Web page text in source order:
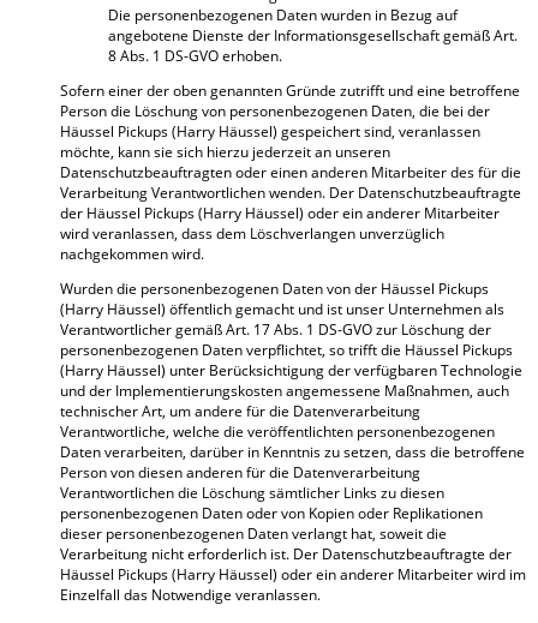
Die personenbezogenen Daten wurden in Bezug auf
angebotene Dienste der Informationsgesellschaft gemäß Art.
8 Abs. 1 DS-GVO erhoben.
Sofern einer der oben genannten Gründe zutrifft und eine betroffene
Person die Löschung von personenbezogenen Daten, die bei der
Häussel Pickups (Harry Häussel) gespeichert sind, veranlassen
möchte, kann sie sich hierzu jederzeit an unseren
Datenschutzbeauftragten oder einen anderen Mitarbeiter des für die
Verarbeitung Verantwortlichen wenden. Der Datenschutzbeauftragte
der Häussel Pickups (Harry Häussel) oder ein anderer Mitarbeiter
wird veranlassen, dass dem Löschverlangen unverzüglich
nachgekommen wird.
Wurden die personenbezogenen Daten von der Häussel Pickups
(Harry Häussel) öffentlich gemacht und ist unser Unternehmen als
Verantwortlicher gemäß Art. 17 Abs. 1 DS-GVO zur Löschung der
personenbezogenen Daten verpflichtet, so trifft die Häussel Pickups
(Harry Häussel) unter Berücksichtigung der verfügbaren Technologie
und der Implementierungskosten angemessene Maßnahmen, auch
technischer Art, um andere für die Datenverarbeitung
Verantwortliche, welche die veröffentlichten personenbezogenen
Daten verarbeiten, darüber in Kenntnis zu setzen, dass die betroffene
Person von diesen anderen für die Datenverarbeitung
Verantwortlichen die Löschung sämtlicher Links zu diesen
personenbezogenen Daten oder von Kopien oder Replikationen
dieser personenbezogenen Daten verlangt hat, soweit die
Verarbeitung nicht erforderlich ist. Der Datenschutzbeauftragte der
Häussel Pickups (Harry Häussel) oder ein anderer Mitarbeiter wird im
Einzelfall das Notwendige veranlassen.